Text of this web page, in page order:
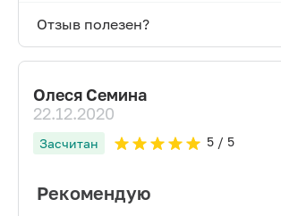
Отзыв полезен?
Олеся Семина
22.12.2020
Засчитан 5/ 5
Рекомендую